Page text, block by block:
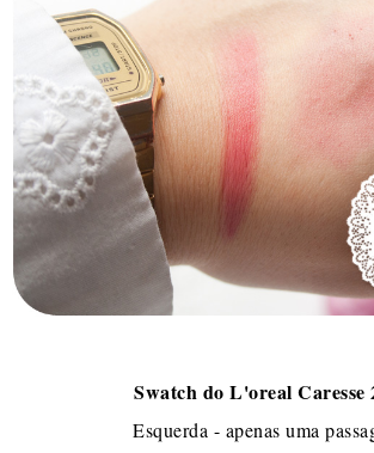
Swatch do L'oreal Caresse
Esquerda - apenas uma